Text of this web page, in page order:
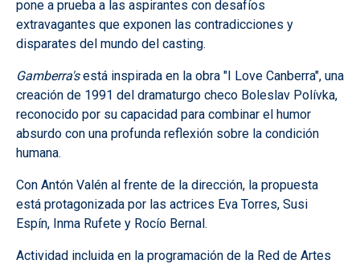
pone a prueba a las aspirantes con desafíos
extravagantes que exponen las contradicciones y
disparates del mundo del casting.
Gamberra'sestá inspirada en la obra "I Love Canberra", una
creación de 1991 del dramaturgo checo Boleslav Polívka,
reconocido por su capacidad para combinar el humor
absurdo con una profunda reflexión sobre la condición
humana.
Con Antón Valén al frente de la dirección, la propuesta
está protagonizada por las actrices Eva Torres, Susi
Espín, Inma Rufete y Rocío Bernal.
Actividad incluida en la programación de la Red de Artes